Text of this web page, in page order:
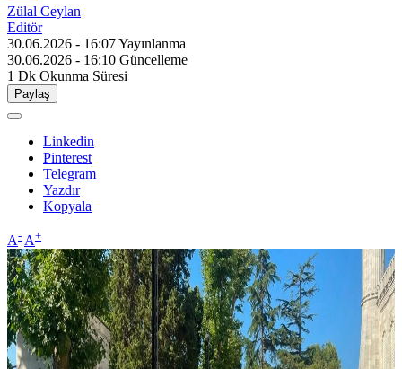
Zülal Ceylan
Editör
30.06.2026 - 16:07Yayınlanma
30.06.2026 - 16:10 Güncelleme
1 Dk Okunma Süresi
Paylaş
Linkedin
Pinterest
Telegram
Yazdır
Kopyala
A- A+